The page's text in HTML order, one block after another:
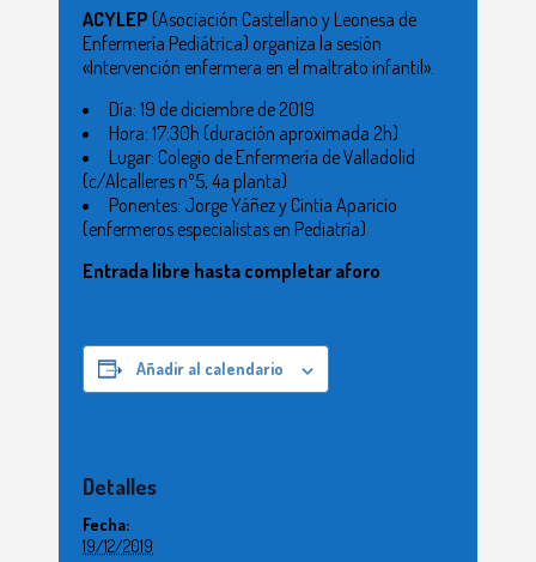
ACYLEP (Asociación Castellano y Leonesa de
Enfermería Pediátrica) organiza la sesión
«Intervención enfermera en el maltrato infantil».
Día: 19 de diciembre de 2019
Hora: 17:30h (duración aproximada 2h)
Lugar: Colegio de Enfermería de Valladolid
(c/Alcalleres nº5, 4a planta)
Ponentes: Jorge Yáñez y Cintia Aparicio
(enfermeros especialistas en Pediatría)
Entrada libre hasta completar aforo
Añadir al calendario
Detalles
Fecha:
19/12/2019